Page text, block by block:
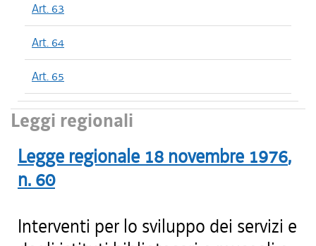
Art. 63
Art. 64
Art. 65
Leggi regionali
Legge regionale 18 novembre 1976,
n. 60
Interventi per lo sviluppo dei servizi e